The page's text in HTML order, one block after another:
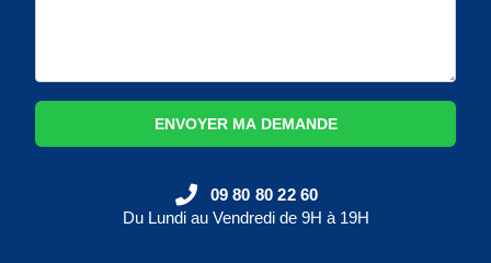
ENVOYER MA DEMANDE
09 80 80 22 60
Du Lundi au Vendredi de 9H à 19H